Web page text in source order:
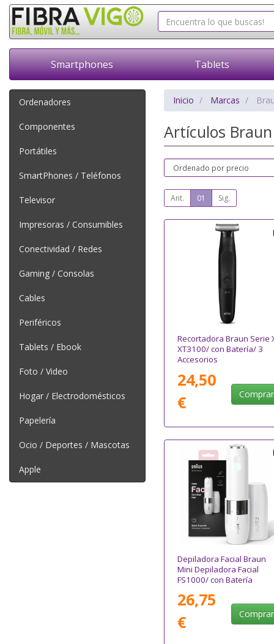
Smartphones Tablets
Ordenadores
Componentes
Portátiles
SmartPhones / Teléfonos
Televisor
Impresoras / Consumibles
Conectividad / Redes
Gaming / Consolas
Cables
Periféricos
Tablets / Ebook
Foto / Video
Hogar / Electrodomésticos
Papelería
Ocio / Deportes / Mascotas
Apple
Inicio Marcas
Artículos
Ant. 01 Sig.
Recortadora Braun Serie
XT3100/ con Batería/ 3
Accesorios
24,50
€
Comprar
Depiladora Facial Braun
Mini Depiladora Facial
FS1000/ con Batería
26,75
€
Comprar